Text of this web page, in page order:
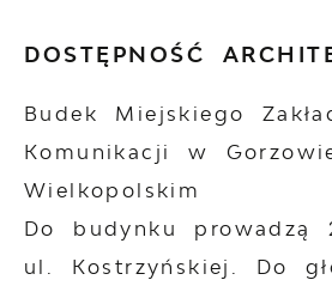
DOSTĘPNOŚĆ
Budek Miejskiego
Komunikacji w
Wielkopolskim
Do budynku prowadzą
ul. Kostrzyńskiej. Do